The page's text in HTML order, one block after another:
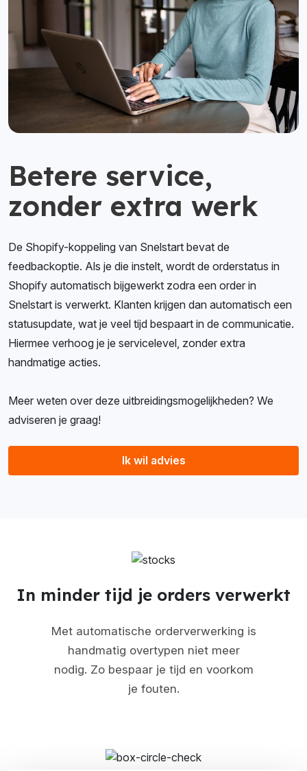
Betere service,
zonder extra werk
De Shopify-koppeling van Snelstart bevat de
feedbackoptie. Als je die instelt, wordt de orderstatus in
Shopify automatisch bijgewerkt zodra een order in
Snelstart is verwerkt. Klanten krijgen dan automatisch een
statusupdate, wat je veel tijd bespaart in de communicatie.
Hiermee verhoog je je servicelevel, zonder extra
handmatige acties.
Meer weten over deze uitbreidingsmogelijkheden? We
adviseren je graag!
Ik wil advies
In minder tijd je orders verwerkt
Met automatische orderverwerking is
handmatig overtypen niet meer
nodig. Zo bespaar je tijd en voorkom
je fouten.